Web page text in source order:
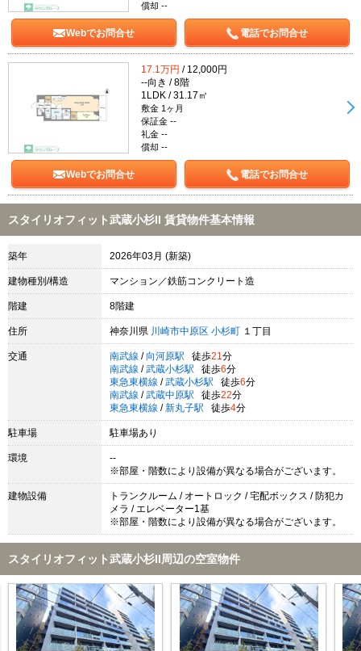
償却 --
Webでお問合せ 電話でお問合せ
17.1万円 / 12,000円
--向き / 8階
1LDK / 31.17㎡
敷金 1ヶ月
保証金 --
礼金 --
償却 --
Webでお問合せ 電話でお問合せ
スタイリオフィット武蔵小杉II 賃貸物件基本情報
築年 2026年03月 (新築)
建物種別/構造 マンション／鉄筋コンクリート造
階建 8階建
住所 神奈川県 川崎市中原区 小杉町 １丁目
交通 南武線 / 向河原駅 徒歩21 分
南武線 / 武蔵小杉駅 徒歩6分
東急東横線 / 武蔵小杉駅 徒歩6分
南武線 / 武蔵中原駅 徒歩22分
東急東横線 / 新丸子駅 徒歩4分
駐車場 駐車場あり
環境
--
※部屋・階数により設備が異なる場合がございます。
建物設備
トランクルーム / オートロック / 宅配ボックス / 防犯カ
メラ / エレベーター1基
※部屋・階数により設備が異なる場合がございます。
スタイリオフィット武蔵小杉II周辺の空室物件